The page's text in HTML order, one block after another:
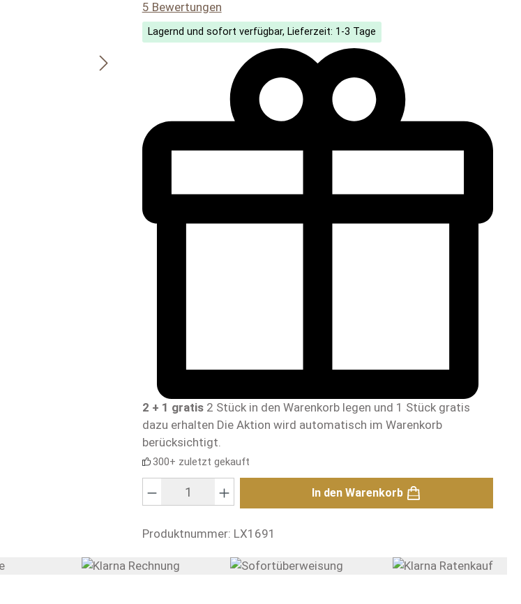
Durchschnittliche Bewertung von 5 von 5 Sternen
5 Bewertungen
Lagernd und sofort verfügbar, Lieferzeit: 1-3 Tage
2 + 1 gratis 2 Stück in den Warenkorb legen und 1 Stück gratis
dazu erhalten Die Aktion wird automatisch im Warenkorb
berücksichtigt.
300+ zuletzt gekauft
Produkt Anzahl: Gib den gewünschten Wert ein oder benutze die Schaltflächen um
In den Warenkorb
Produktnummer: LX1691